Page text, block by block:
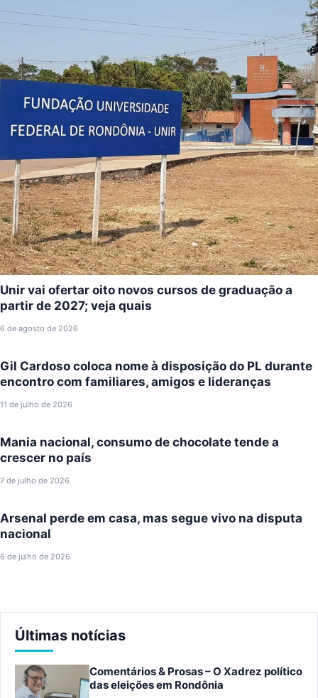
Unir vai ofertar oito novos cursos de graduação a
partir de 2027; veja quais
6 de agosto de 2026
Gil Cardoso coloca nome à disposição do PL durante
encontro com familiares, amigos e lideranças
11 de julho de 2026
Mania nacional, consumo de chocolate tende a
crescer no país
7 de julho de 2026
Arsenal perde em casa, mas segue vivo na disputa
nacional
6 de julho de 2026
Últimas notícias
Comentários & Prosas – O Xadrez político
das eleições em Rondônia